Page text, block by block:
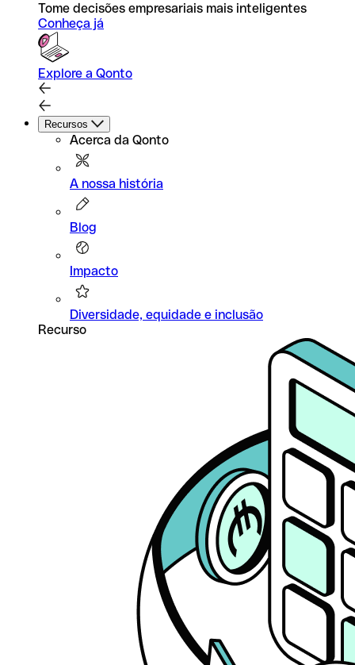
Tome decisões empresariais mais inteligentes
Conheça já
Explore a Qonto
Recursos
Acerca da Qonto
A nossa história
Blog
Impacto
Diversidade, equidade e inclusão
Recurso